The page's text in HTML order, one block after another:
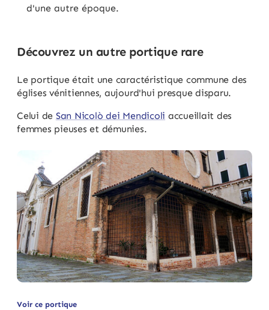
d'une autre époque.
Découvrez un autre portique rare
Le portique était une caractéristique commune des
églises vénitiennes, aujourd'hui presque disparu.
Celui de San Nicolò dei Mendicoli accueillait des
femmes pieuses et démunies.
Voir ce portique